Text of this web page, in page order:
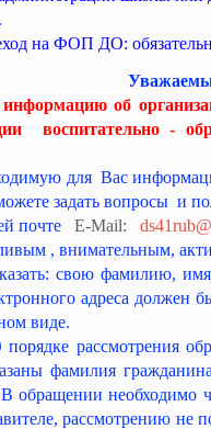
на ФОП ДО:
об
воспитательно -
для Вас
задать вопросы и
почте E-Мail:
, внимательным,
свою фамилию, имя,
адреса должен
виде.
фамилия
В обращении
рассмотрению не